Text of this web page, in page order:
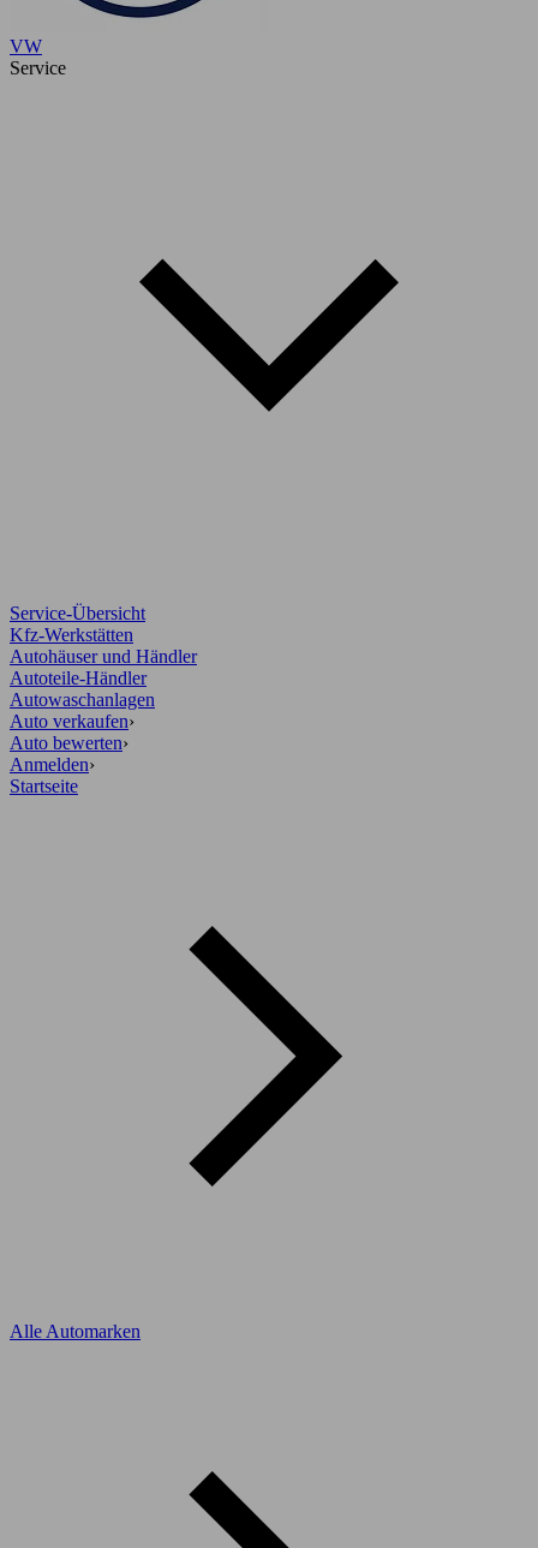
VW
Service
Service-Übersicht
Kfz-Werkstätten
Autohäuser und Händler
Autoteile-Händler
Autowaschanlagen
Auto verkaufen›
Auto bewerten›
Anmelden›
Startseite
Alle Automarken